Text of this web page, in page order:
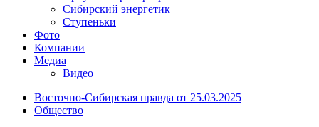
Сибирский энергетик
Ступеньки
Фото
Компании
Медиа
Видео
Восточно-Сибирская правда от 25.03.2025
Общество